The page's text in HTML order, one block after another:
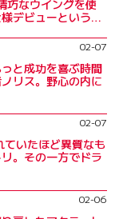
巧なウイングを使
デビューという独
02-07
と成功を喜ぶ時間
リス。野心の内に
02-07
ていたほど異質なも
。その一方でドラ
02-06